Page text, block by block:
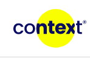
content